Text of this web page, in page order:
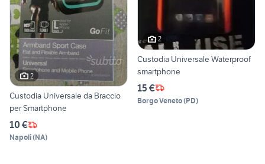
2
Custodia Universale da Braccio
per Smartphone
10 €
Napoli(NA)
2
Custodia Universale Waterproof
smartphone
15 €
Borgo Veneto(PD)